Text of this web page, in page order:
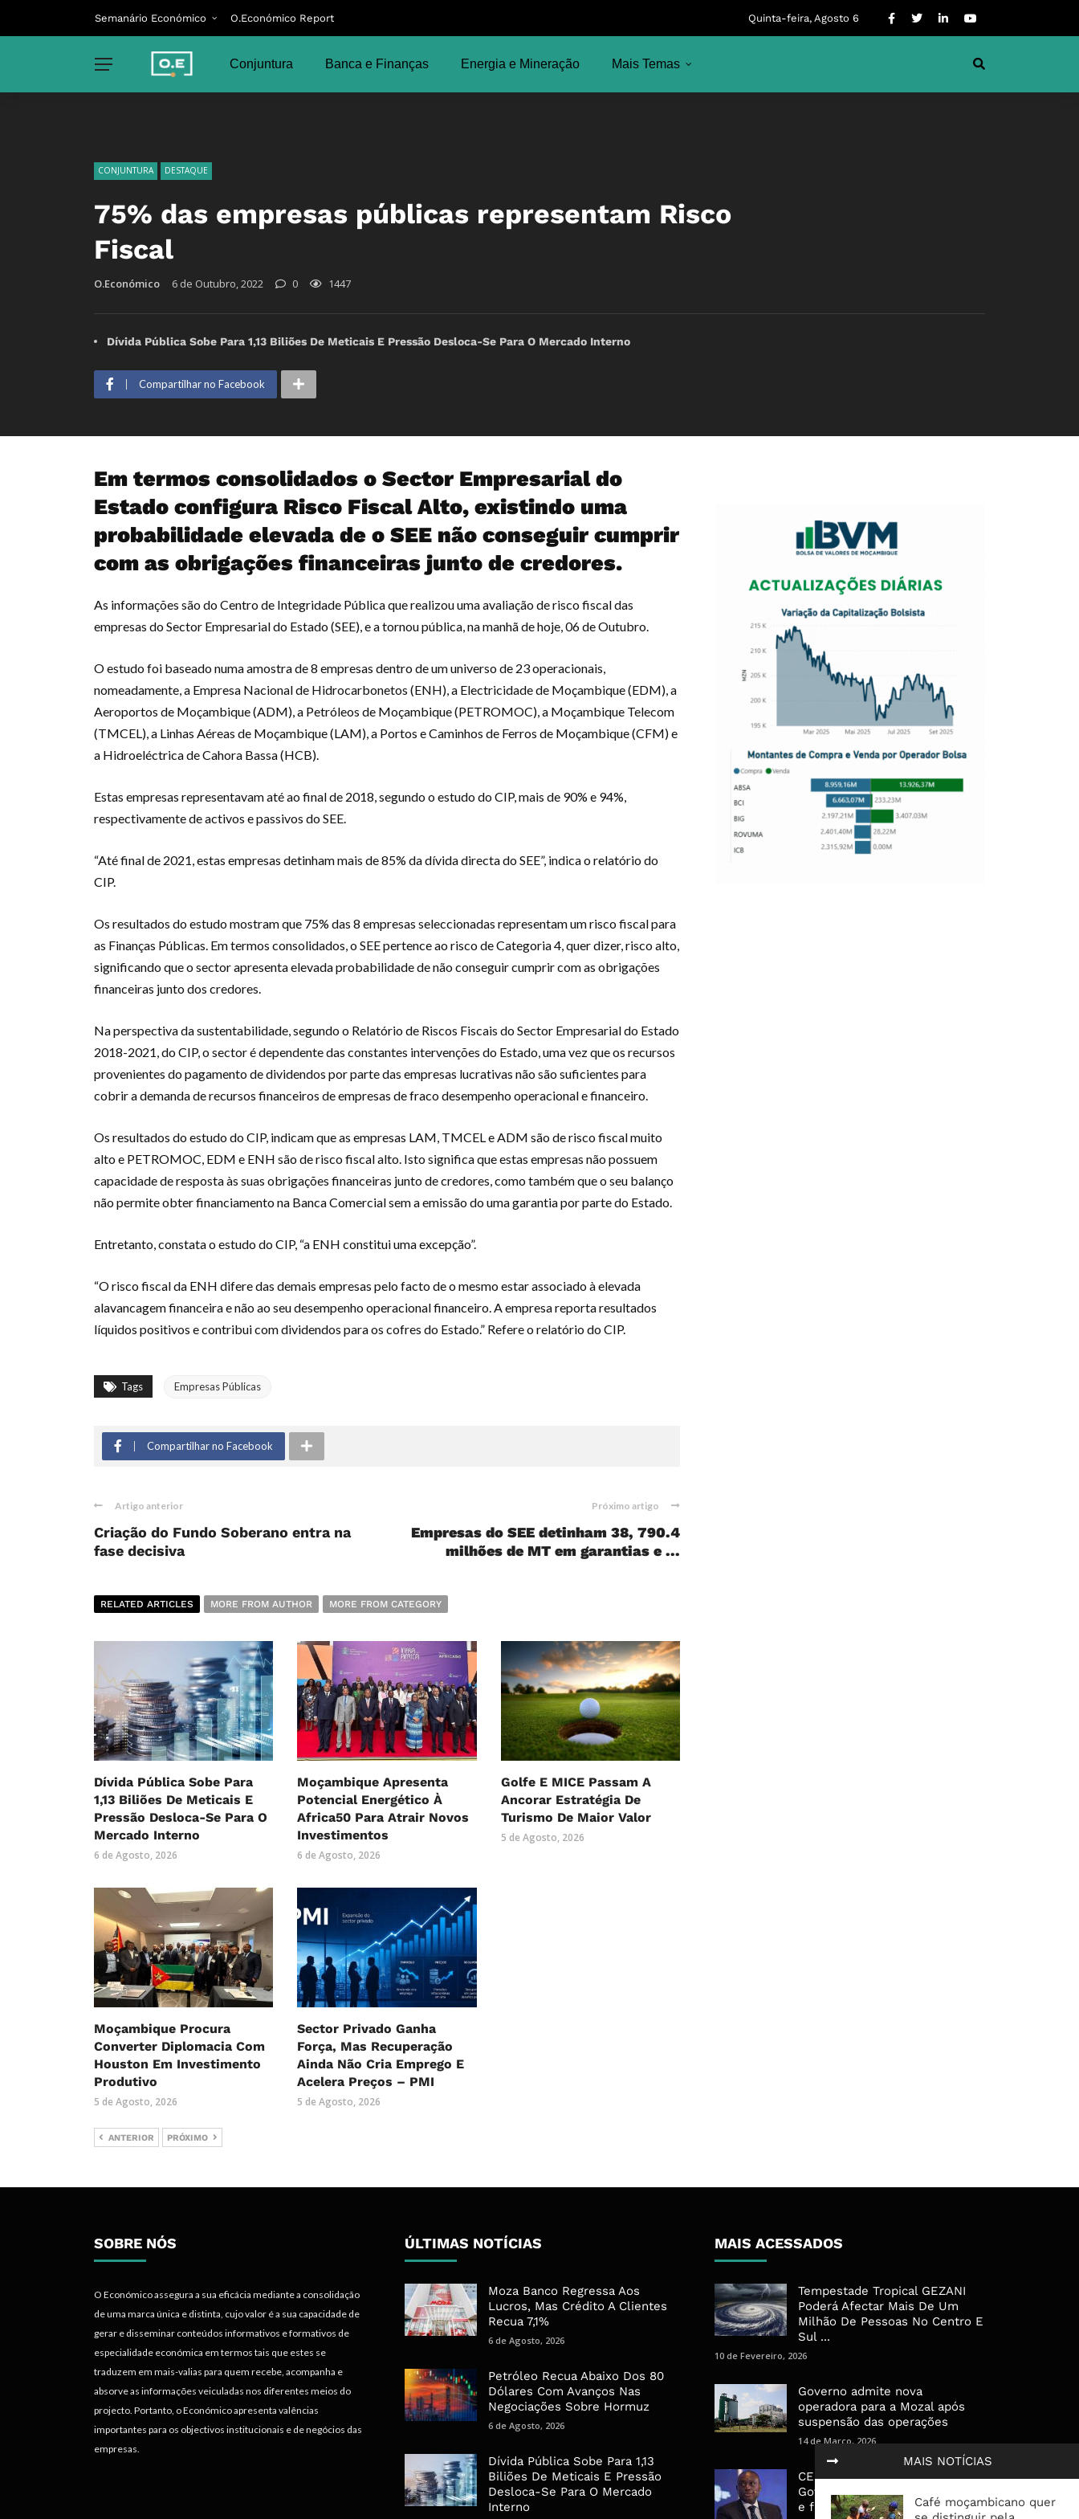
Semanário Económico O.Económico Report Quinta-feira, Agosto 6
Conjuntura Banca e Finanças Energia e Mineração Mais Temas
CONJUNTURA DESTAQUE
75% das empresas públicas representam Risco
Fiscal
O.Económico 6 de Outubro, 2022 0 1447
Dívida Pública Sobe Para 1,13 Biliões De Meticais E Pressão Desloca-Se Para O Mercado Interno
Compartilhar no Facebook
Em termos consolidados o Sector Empresarial do
Estado configura Risco Fiscal Alto, existindo uma
probabilidade elevada de o SEE não conseguir cumprir
com as obrigações financeiras junto de credores.
As informações são do Centro de Integridade Pública que realizou uma avaliação de risco fiscal das
empresas do Sector Empresarial do Estado (SEE), e a tornou pública, na manhã de hoje, 06 de Outubro.
O estudo foi baseado numa amostra de 8 empresas dentro de um universo de 23 operacionais,
nomeadamente, a Empresa Nacional de Hidrocarbonetos (ENH), a Electricidade de Moçambique (EDM), a
Aeroportos de Moçambique (ADM), a Petróleos de Moçambique (PETROMOC), a Moçambique Telecom
(TMCEL), a Linhas Aéreas de Moçambique (LAM), a Portos e Caminhos de Ferros de Moçambique (CFM) e
a Hidroeléctrica de Cahora Bassa (HCB).
Estas empresas representavam até ao final de 2018, segundo o estudo do CIP, mais de 90% e 94%,
respectivamente de activos e passivos do SEE.
“Até final de 2021, estas empresas detinham mais de 85% da dívida directa do SEE”, indica o relatório do
CIP.
Os resultados do estudo mostram que 75% das 8 empresas seleccionadas representam um risco fiscal para
as Finanças Públicas. Em termos consolidados, o SEE pertence ao risco de Categoria 4, quer dizer, risco alto,
significando que o sector apresenta elevada probabilidade de não conseguir cumprir com as obrigações
financeiras junto dos credores.
Na perspectiva da sustentabilidade, segundo o Relatório de Riscos Fiscais do Sector Empresarial do Estado
2018-2021, do CIP, o sector é dependente das constantes intervenções do Estado, uma vez que os recursos
provenientes do pagamento de dividendos por parte das empresas lucrativas não são suficientes para
cobrir a demanda de recursos financeiros de empresas de fraco desempenho operacional e financeiro.
Os resultados do estudo do CIP, indicam que as empresas LAM, TMCEL e ADM são de risco fiscal muito
alto e PETROMOC, EDM e ENH são de risco fiscal alto. Isto significa que estas empresas não possuem
capacidade de resposta às suas obrigações financeiras junto de credores, como também que o seu balanço
não permite obter financiamento na Banca Comercial sem a emissão do uma garantia por parte do Estado.
Entretanto, constata o estudo do CIP, “a ENH constitui uma excepção”.
“O risco fiscal da ENH difere das demais empresas pelo facto de o mesmo estar associado à elevada
alavancagem financeira e não ao seu desempenho operacional financeiro. A empresa reporta resultados
líquidos positivos e contribui com dividendos para os cofres do Estado.” Refere o relatório do CIP.
Tags Empresas Públicas
Compartilhar no Facebook
Artigo anterior
Criação do Fundo Soberano entra na
fase decisiva
Próximo artigo
Empresas do SEE detinham 38, 790.4
milhões de MT em garantias e ...
RELATED ARTICLES MORE FROM AUTHOR MORE FROM CATEGORY
Dívida Pública Sobe Para
1,13 Biliões De Meticais E
Pressão Desloca-Se Para O
Mercado Interno
6 de Agosto, 2026
Moçambique Apresenta
Potencial Energético À
Africa50 Para Atrair Novos
Investimentos
6 de Agosto, 2026
Golfe E MICE Passam A
Ancorar Estratégia De
Turismo De Maior Valor
5 de Agosto, 2026
Moçambique Procura
Converter Diplomacia Com
Houston Em Investimento
Produtivo
5 de Agosto, 2026
Sector Privado Ganha
Força, Mas Recuperação
Ainda Não Cria Emprego E
Acelera Preços – PMI
5 de Agosto, 2026
ANTERIOR PRÓXIMO
MAIS NOTÍCIAS
Café moçambicano quer
SOBRE NÓS
O Económico assegura a sua eficácia mediante a consolidação
de uma marca única e distinta, cujo valor é a sua capacidade de
gerar e disseminar conteúdos informativos e formativos de
especialidade económica em termos tais que estes se
traduzem em mais-valias para quem recebe, acompanha e
absorve as informações veiculadas nos diferentes meios do
projecto. Portanto, o Económico apresenta valências
importantes para os objectivos institucionais e de negócios das
empresas.
ÚLTIMAS NOTÍCIAS
Moza Banco Regressa Aos
Lucros, Mas Crédito A Clientes
Recua 7,1%
6 de Agosto, 2026
Petróleo Recua Abaixo Dos 80
Dólares Com Avanços Nas
Negociações Sobre Hormuz
6 de Agosto, 2026
Dívida Pública Sobe Para 1,13
Biliões De Meticais E Pressão
Desloca-Se Para O Mercado
Interno
MAIS ACESSADOS
Tempestade Tropical GEZANI
Poderá Afectar Mais De Um
Milhão De Pessoas No Centro E
Sul ...
10 de Fevereiro, 2026
Governo admite nova
operadora para a Mozal após
suspensão das operações
14 de Março, 2026
CEO do Standard Bank pede ao
Governo que “saia do caminho”
e facilite os negócios